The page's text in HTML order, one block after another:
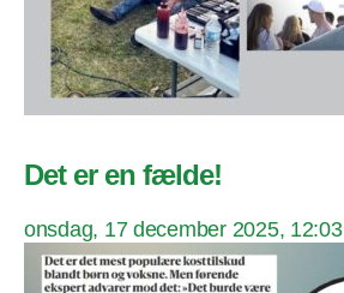
Det er en fælde!
onsdag, 17 december 2025, 12:03